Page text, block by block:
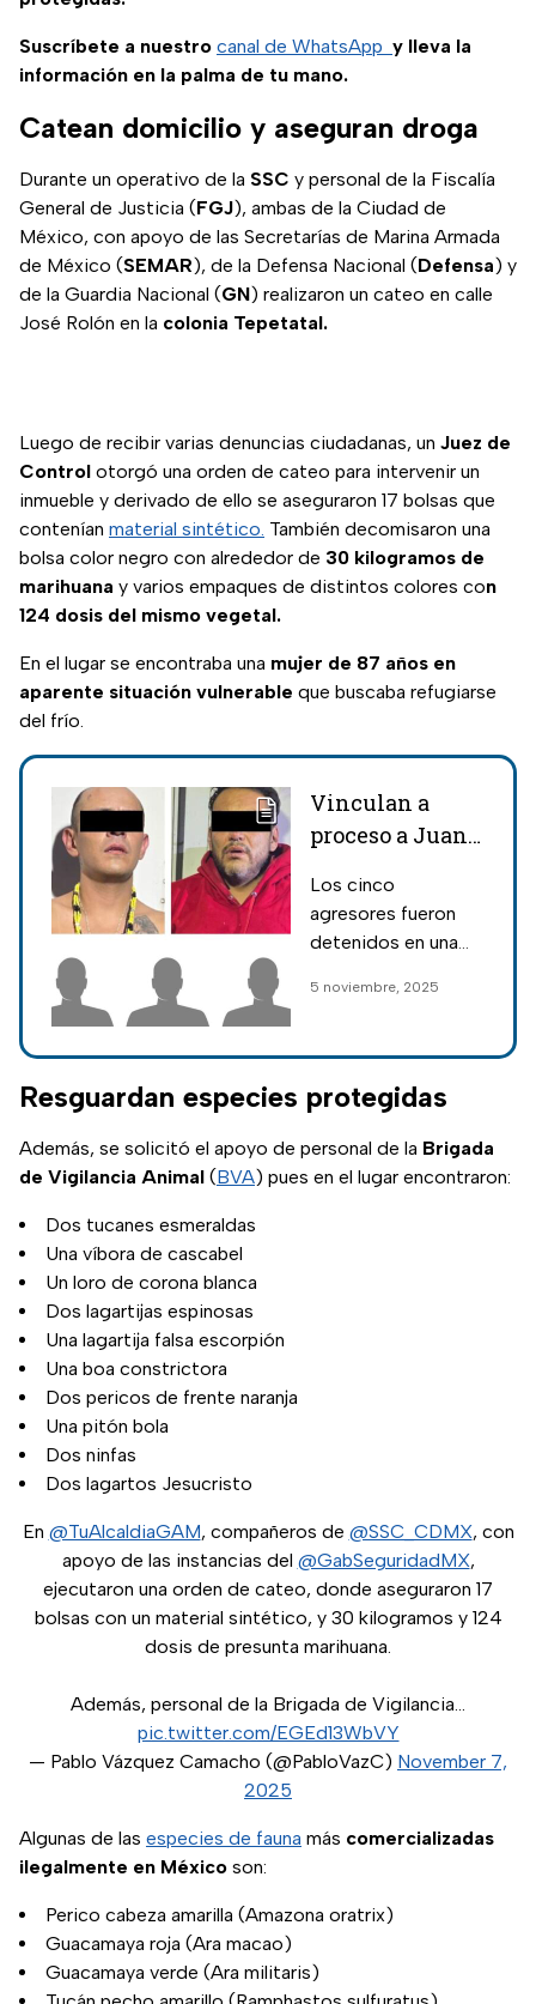
Suscríbete a nuestro canal de WhatsApp y lleva la
información en la palma de tu mano.
Catean domicilio y aseguran droga
Durante un operativo de la SSC y personal de la Fiscalía
General de Justicia (FGJ), ambas de la Ciudad de
México, con apoyo de las Secretarías de Marina Armada
de México (SEMAR), de la Defensa Nacional (Defensa) y
de la Guardia Nacional (GN) realizaron un cateo en calle
José Rolón en la colonia Tepetatal.
Luego de recibir varias denuncias ciudadanas, un Juez de
Control otorgó una orden de cateo para intervenir un
inmueble y derivado de ello se aseguraron 17 bolsas que
contenían material sintético. También decomisaron una
bolsa color negro con alrededor de 30 kilogramos de
marihuana y varios empaques de distintos colores con
124 dosis del mismo vegetal.
En el lugar se encontraba una mujer de 87 años en
aparente situación vulnerable que buscaba refugiarse
del frío.
Vinculan a
proceso a Juan
Vidal ‘N’
integrantes de
Portados’;
quemaron a
mariachis
Los cinco
agresores fueron
detenidos en una
la que había
mariachis.
5 noviembre, 2025
Resguardan especies protegidas
Además, se solicitó el apoyo de personal de la Brigada
de Vigilancia Animal (BVA) pues en el lugar encontraron:
Dos tucanes esmeraldas
Una víbora de cascabel
Un loro de corona blanca
Dos lagartijas espinosas
Una lagartija falsa escorpión
Una boa constrictora
Dos pericos de frente naranja
Una pitón bola
Dos ninfas
Dos lagartos Jesucristo
En @TuAlcaldiaGAM, compañeros de @SSC_CDMX, con
apoyo de las instancias del @GabSeguridadMX,
ejecutaron una orden de cateo, donde aseguraron 17
bolsas con un material sintético, y 30 kilogramos y 124
dosis de presunta marihuana.
Además, personal de la Brigada de Vigilancia…
pic.twitter.com/EGEd13WbVY
— Pablo Vázquez Camacho (@PabloVazC) November 7,
2025
Algunas de las especies de fauna más comercializadas
ilegalmente en México son:
Perico cabeza amarilla (Amazona oratrix)
Guacamaya roja (Ara macao)
Guacamaya verde (Ara militaris)